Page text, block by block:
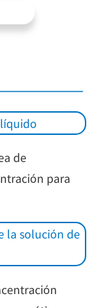
de
para
la solución de